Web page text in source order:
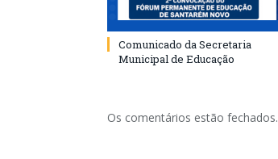
Comunicado da Secretaria
Municipal de Educação
Os comentários estão fechados.